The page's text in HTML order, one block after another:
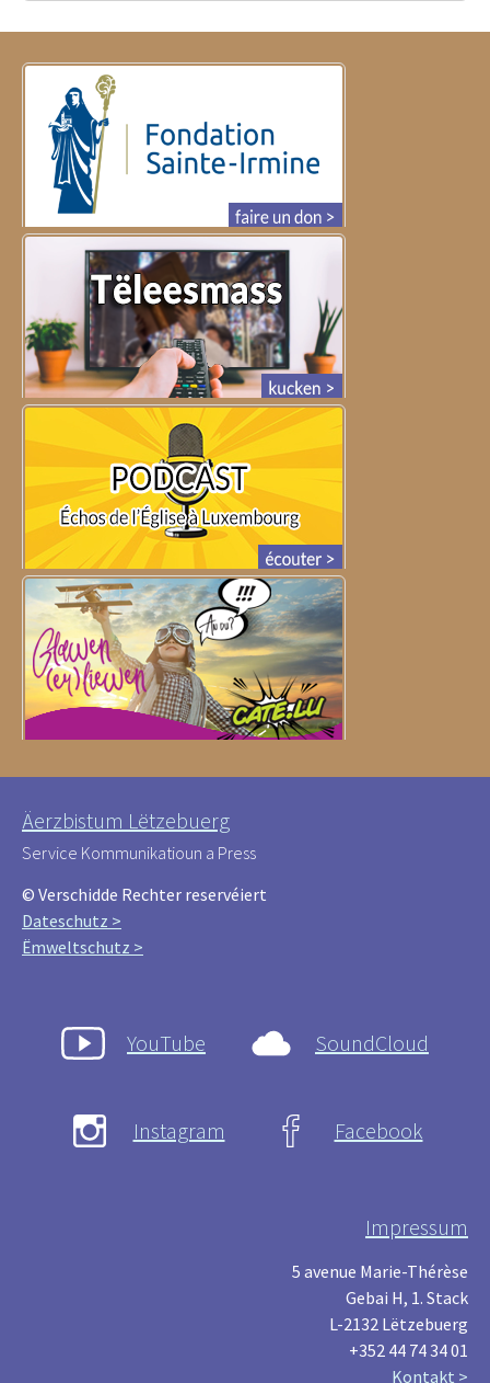
Äerzbistum Lëtzebuerg
Service Kommunikatioun a Press
© Verschidde Rechter reservéiert
Dateschutz >
Ëmweltschutz >
YouTube SoundCloud
Instagram Facebook
Impressum
5 avenue Marie-Thérèse
Gebai H, 1. Stack
L-2132 Lëtzebuerg
+352 44 74 34 01
Kontakt >